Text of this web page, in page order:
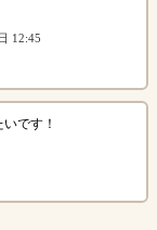
12:45
です！